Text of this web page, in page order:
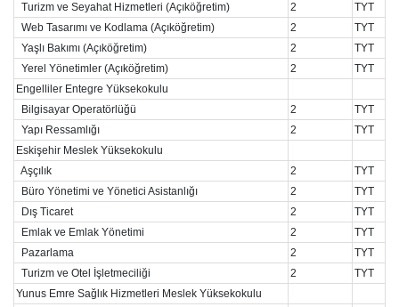
Turizm ve Seyahat Hizmetleri (Açıköğretim)
2
TYT
Web Tasarımı ve Kodlama (Açıköğretim)
2
TYT
Yaşlı Bakımı (Açıköğretim)
2
TYT
Yerel Yönetimler (Açıköğretim)
2
TYT
Engelliler Entegre Yüksekokulu
Bilgisayar Operatörlüğü
2
TYT
Yapı Ressamlığı
2
TYT
Eskişehir Meslek Yüksekokulu
Aşçılık
2
TYT
Büro Yönetimi ve Yönetici Asistanlığı
2
TYT
Dış Ticaret
2
TYT
Emlak ve Emlak Yönetimi
2
TYT
Pazarlama
2
TYT
Turizm ve Otel İşletmeciliği
2
TYT
Yunus Emre Sağlık Hizmetleri Meslek Yüksekokulu